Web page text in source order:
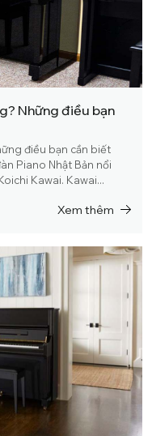
Những điều bạn
điều bạn cần biết
Piano Nhật Bản nổi
Kawai. Kawai...
Xem thêm